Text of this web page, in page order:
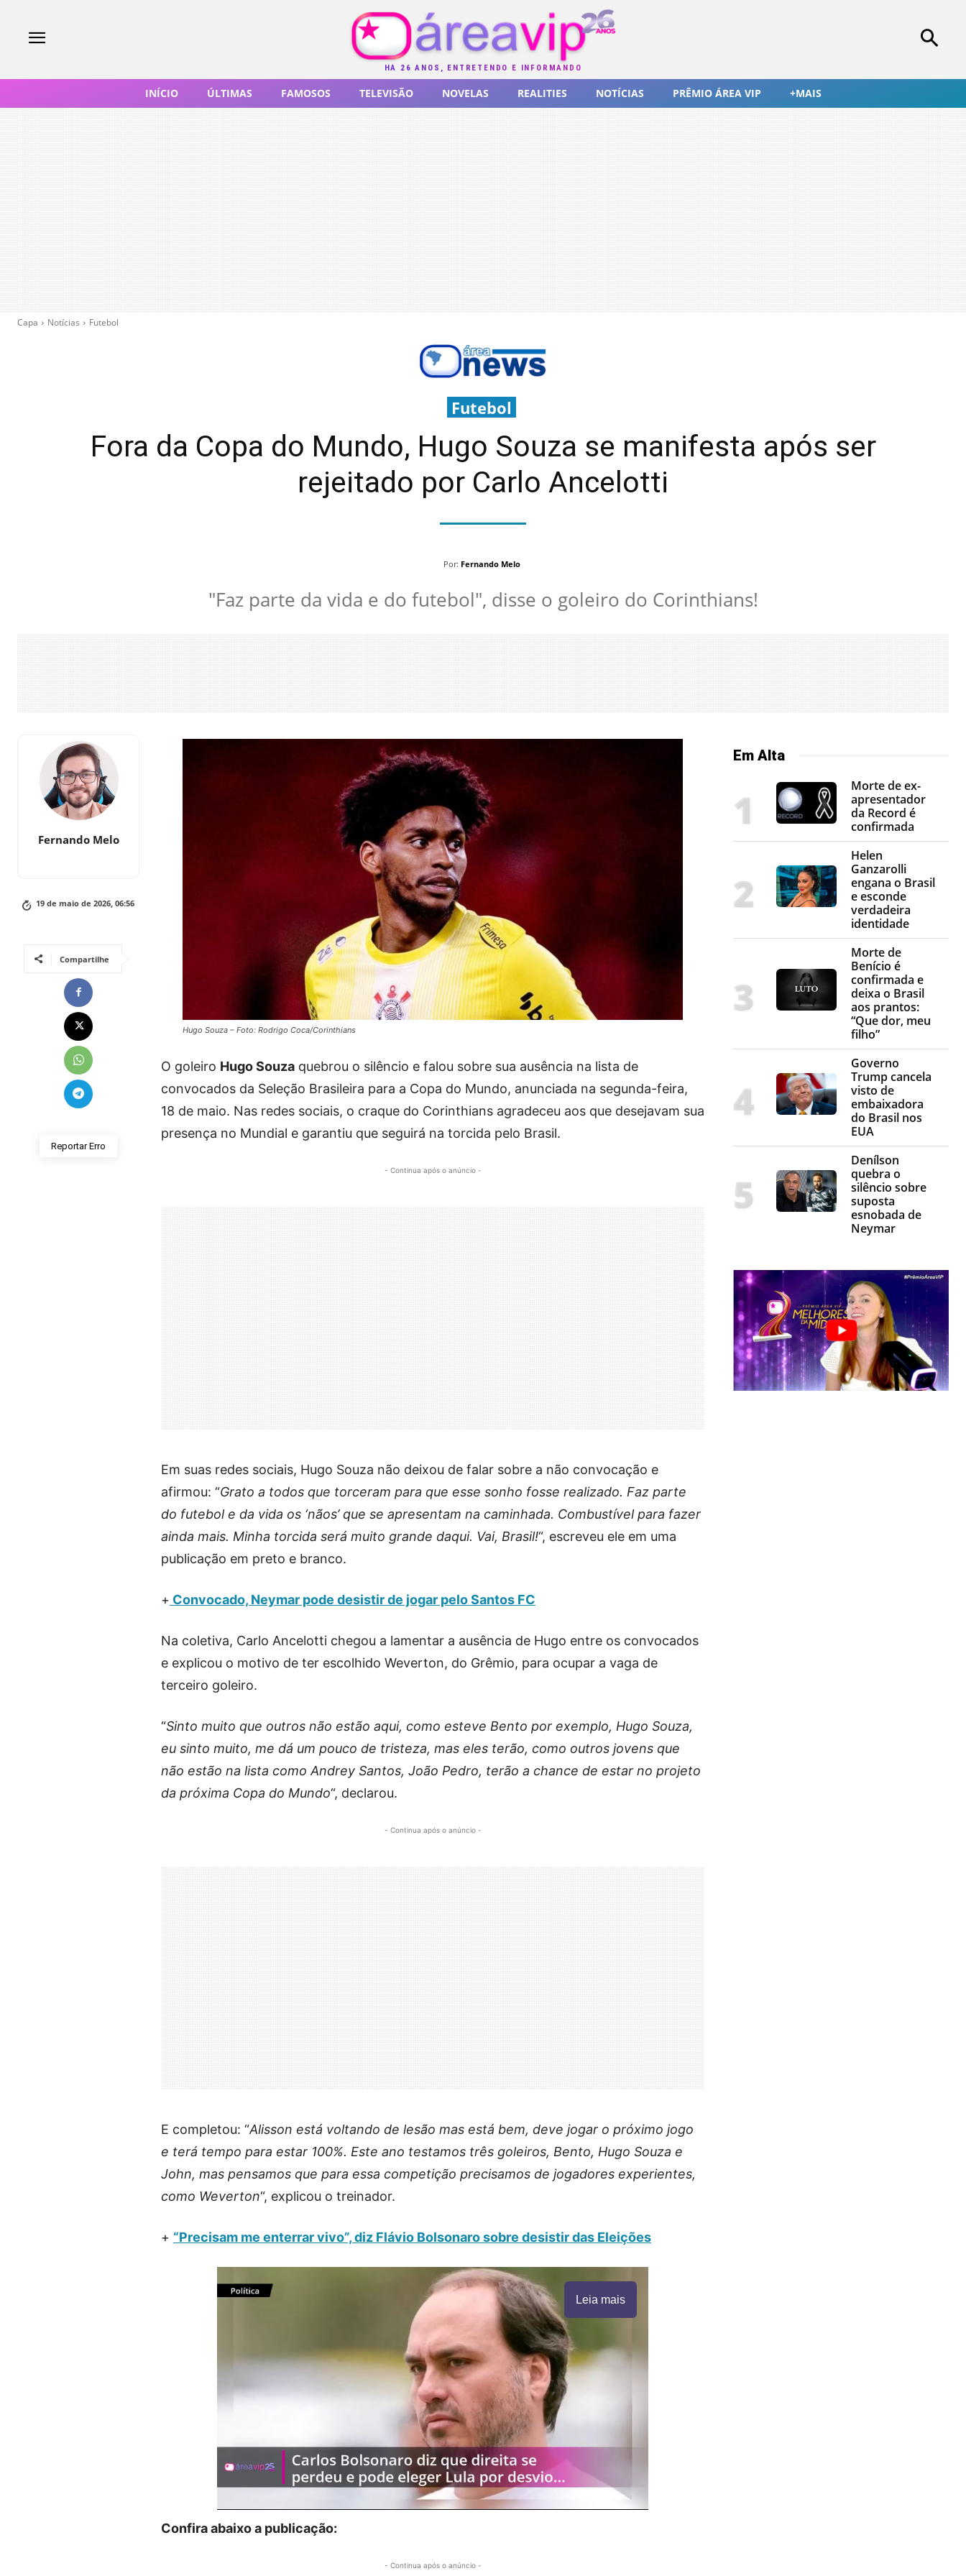
HÁ 26 ANOS, ENTRETENDO E INFORMANDO
INÍCIO ÚLTIMAS FAMOSOS TELEVISÃO NOVELAS REALITIES NOTÍCIAS PRÊMIO ÁREA VIP +MAIS
Capa Notícias Futebol
Futebol
Fora da Copa do Mundo, Hugo Souza se manifesta após ser
rejeitado por Carlo Ancelotti
Por: Fernando Melo
"Faz parte da vida e do futebol", disse o goleiro do Corinthians!
Fernando Melo
19 de maio de 2026, 06:56
Compartilhe
Reportar Erro
Hugo Souza – Foto: Rodrigo Coca/Corinthians
O goleiro Hugo Souza quebrou o silêncio e falou sobre sua ausência na lista de
convocados da Seleção Brasileira para a Copa do Mundo, anunciada na segunda-feira,
18 de maio. Nas redes sociais, o craque do Corinthians agradeceu aos que desejavam sua
presença no Mundial e garantiu que seguirá na torcida pelo Brasil.
- Continua após o anúncio -
Em suas redes sociais, Hugo Souza não deixou de falar sobre a não convocação e
afirmou: “Grato a todos que torceram para que esse sonho fosse realizado. Faz parte
do futebol e da vida os ‘nãos’ que se apresentam na caminhada. Combustível para fazer
ainda mais. Minha torcida será muito grande daqui. Vai, Brasil!“, escreveu ele em uma
publicação em preto e branco.
+ Convocado, Neymar pode desistir de jogar pelo Santos FC
Na coletiva, Carlo Ancelotti chegou a lamentar a ausência de Hugo entre os convocados
e explicou o motivo de ter escolhido Weverton, do Grêmio, para ocupar a vaga de
terceiro goleiro.
“Sinto muito que outros não estão aqui, como esteve Bento por exemplo, Hugo Souza,
eu sinto muito, me dá um pouco de tristeza, mas eles terão, como outros jovens que
não estão na lista como Andrey Santos, João Pedro, terão a chance de estar no projeto
da próxima Copa do Mundo“, declarou.
- Continua após o anúncio -
E completou: “Alisson está voltando de lesão mas está bem, deve jogar o próximo jogo
e terá tempo para estar 100%. Este ano testamos três goleiros, Bento, Hugo Souza e
John, mas pensamos que para essa competição precisamos de jogadores experientes,
como Weverton“, explicou o treinador.
+ “Precisam me enterrar vivo”, diz Flávio Bolsonaro sobre desistir das Eleições
Leia mais
Confira abaixo a publicação:
- Continua após o anúncio -
Em Alta
Morte de ex-
apresentador
da Record é
confirmada
Helen
Ganzarolli
engana o Brasil
e esconde
verdadeira
identidade
Morte de
Benício é
confirmada e
deixa o Brasil
aos prantos:
“Que dor, meu
filho”
Governo
Trump cancela
visto de
embaixadora
do Brasil nos
EUA
Denílson
quebra o
silêncio sobre
suposta
esnobada de
Neymar